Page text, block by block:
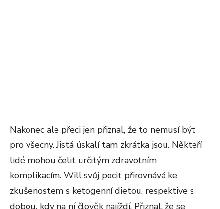
Nakonec ale přeci jen přiznal, že to nemusí být
pro všecny. Jistá úskalí tam zkrátka jsou. Někteří
lidé mohou čelit určitým zdravotním
komplikacím. Will svůj pocit přirovnává ke
zkušenostem s ketogenní dietou, respektive s
dobou, kdy na ní člověk najíždí. Přiznal, že se